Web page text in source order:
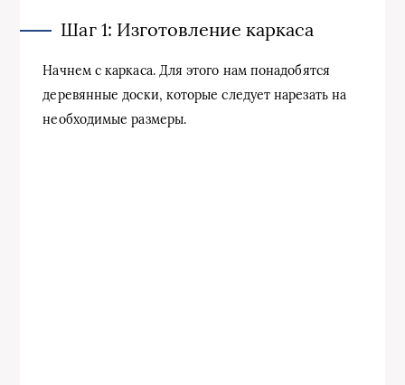
Шаг 1: Изготовление каркаса
Начнем с каркаса. Для этого нам понадобятся
деревянные доски, которые следует нарезать на
необходимые размеры.